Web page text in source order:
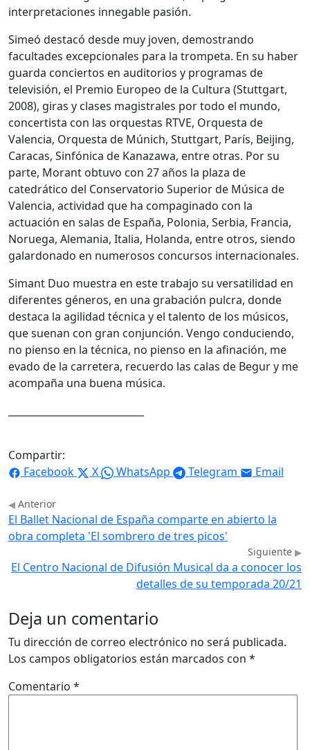
interpretaciones innegable pasión.
Simeó destacó desde muy joven, demostrando
facultades excepcionales para la trompeta. En su haber
guarda conciertos en auditorios y programas de
televisión, el Premio Europeo de la Cultura (Stuttgart,
2008), giras y clases magistrales por todo el mundo,
concertista con las orquestas RTVE, Orquesta de
Valencia, Orquesta de Múnich, Stuttgart, París, Beijing,
Caracas, Sinfónica de Kanazawa, entre otras. Por su
parte, Morant obtuvo con 27 años la plaza de
catedrático del Conservatorio Superior de Música de
Valencia, actividad que ha compaginado con la
actuación en salas de España, Polonia, Serbia, Francia,
Noruega, Alemania, Italia, Holanda, entre otros, siendo
galardonado en numerosos concursos internacionales.
Simant Duo muestra en este trabajo su versatilidad en
diferentes géneros, en una grabación pulcra, donde
destaca la agilidad técnica y el talento de los músicos,
que suenan con gran conjunción. Vengo conduciendo,
no pienso en la técnica, no pienso en la afinación, me
evado de la carretera, recuerdo las calas de Begur y me
acompaña una buena música.
Compartir:
Facebook
X WhatsApp Telegram Email
Anterior
El Ballet Nacional de España comparte en abierto la
obra completa 'El sombrero de tres picos'
Siguiente
El Centro Nacional de Difusión Musical da a conocer los
detalles de su temporada 20/21
Deja un comentario
Tu dirección de correo electrónico no será publicada.
Los campos obligatorios están marcados con *
Comentario *